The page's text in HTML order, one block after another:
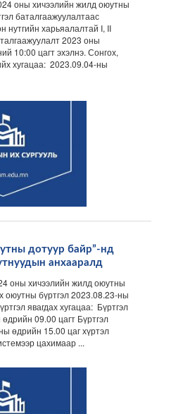
оны хичээлийн жилд оюутны
баталгаажуулалтаас
нутгийн харьяалалтай I, II
2023 оны
10:00 цагт эхэлнэ. Сонгох,
хугацаа: 2023.09.04-ны
дотуур байр”-нд
анхааралд
оны хичээлийн жилд оюутны
оюутны бүртгэл 2023.08.23-ны
явагдах хугацаа: Бүртгэл
09.00 цагт Бүртгэл
өдрийн 15.00 цаг хүртэл
цахимаар ...